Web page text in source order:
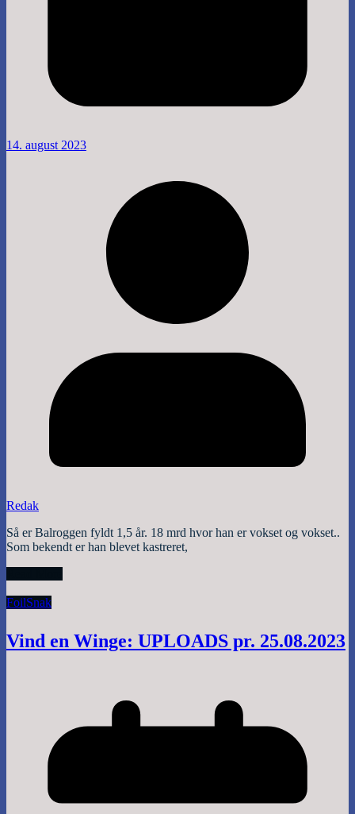
14. august 2023
Redak
Så er Balroggen fyldt 1,5 år. 18 mrd hvor han er vokset og vokset..
Som bekendt er han blevet kastreret,
FoilSnak
Vind en Winge: UPLOADS pr. 25.08.2023